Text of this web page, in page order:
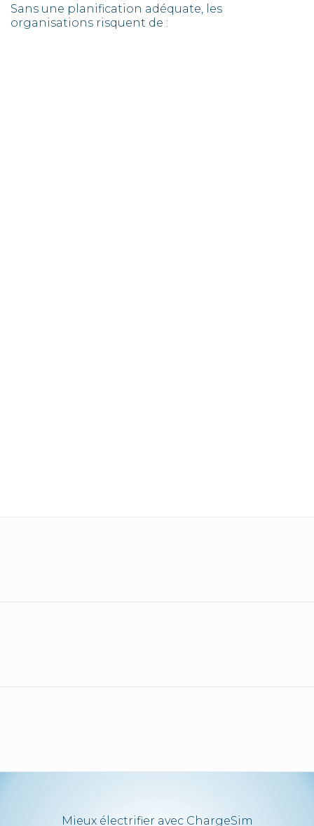
Sans une planification adéquate, les
organisations risquent de :
Mieux électrifier avec ChargeSim